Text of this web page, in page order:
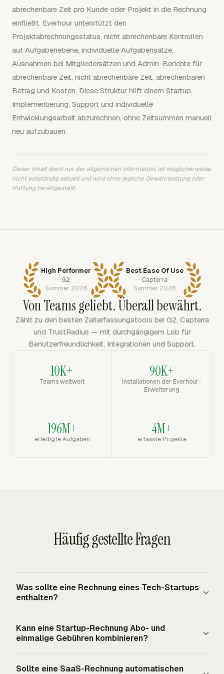
abrechenbare Zeit pro Kunde oder Projekt in die Rechnung
einfließt. Everhour unterstützt den
Projektabrechnungsstatus, nicht abrechenbare Kontrollen
auf Aufgabenebene, individuelle Aufgabensätze,
Ausnahmen bei Mitgliedersätzen und Admin-Berichte für
abrechenbare Zeit, nicht abrechenbare Zeit, abrechenbaren
Betrag und Kosten. Diese Struktur hilft einem Startup,
Implementierung, Support und individuelle
Entwicklungsarbeit abzurechnen, ohne Zeitsummen manuell
neu aufzubauen.
Dieser Inhalt dient nur der allgemeinen Information, ist möglicherweise
nicht vollständig aktuell und wird ohne jegliche Gewährleistung oder
Haftung bereitgestellt.
High Performer
G2
Sommer 2026
Best Ease Of Use
Capterra
Sommer 2026
Von Teams geliebt. Überall bewährt.
Zählt zu den besten Zeiterfassungstools bei G2, Capterra
und TrustRadius — mit durchgängigem Lob für
Benutzerfreundlichkeit, Integrationen und Support.
10K+
Teams weltweit
90K+
Installationen der Everhour-
Erweiterung
196M+
erledigte Aufgaben
4M+
erfasste Projekte
Häufig gestellte Fragen
Was sollte eine Rechnung eines Tech-Startups
enthalten?
die Rechnungsnummer, das Rechnungsdatum, die
Zahlungsbedingungen, Positionen, Rabatte, Steuern,
Gesamtbetrag enthalten. Für SaaS-Abrechnung sollten
Kann eine Startup-Rechnung Abo- und
einmalige Gebühren kombinieren?
Sollte eine SaaS-Rechnung automatischen